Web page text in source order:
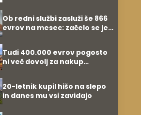
Ob redni službi zasluži še 866
evrov na mesec: začelo se je
Tudi 400.000 evrov pogosto
ni več dovolj za nakup
20-letnik kupil hišo na slepo
in danes mu vsi zavidajo